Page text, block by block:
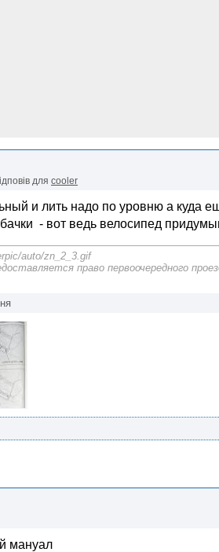
для cooler
и лить надо по уровню а куда
- вот ведь велосипед
auto/zn_2_3.gif
право первоочередного
мануал